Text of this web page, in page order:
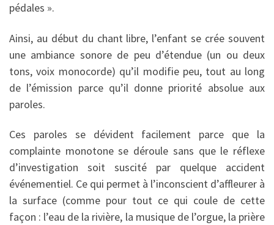
pédales ».
Ainsi, au début du chant libre, l’enfant se crée souvent
une ambiance sonore de peu d’étendue (un ou deux
tons, voix monocorde) qu’il modifie peu, tout au long
de l’émission parce qu’il donne priorité absolue aux
paroles.
Ces paroles se dévident facilement parce que la
complainte monotone se déroule sans que le réflexe
d’investigation soit suscité par quelque accident
événementiel. Ce qui permet à l’inconscient d’affleurer à
la surface (comme pour tout ce qui coule de cette
façon : l’eau de la rivière, la musique de l’orgue, la prière